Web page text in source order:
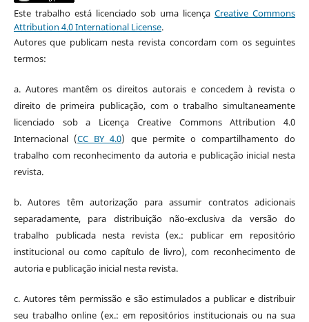
Este trabalho está licenciado sob uma licençaCreative Commons
Attribution 4.0 International License.
Autores que publicam nesta revista concordam com os seguintes
termos:
a. Autores mantêm os direitos autorais e concedem à revista o
direito de primeira publicação, com o trabalho simultaneamente
licenciado sob a Licença Creative Commons Attribution 4.0
Internacional(CC BY 4.0) que permite o compartilhamento do
trabalho com reconhecimento da autoria e publicação inicial nesta
revista.
b.Autores têm autorização para assumir contratos adicionais
separadamente, para distribuição não-exclusiva da versão do
trabalho publicada nesta revista (ex.: publicar em repositório
institucional ou como capítulo de livro), com reconhecimento de
autoria e publicação inicial nesta revista.
c. Autores têm permissão e são estimulados a publicar e distribuir
seu trabalho online (ex.: em repositórios institucionais ou na sua